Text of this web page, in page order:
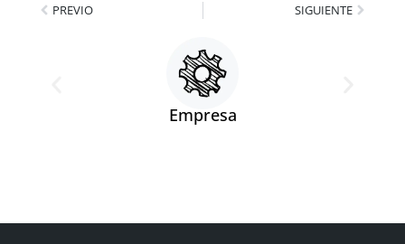
PREVIO SIGUIENTE
Empresa